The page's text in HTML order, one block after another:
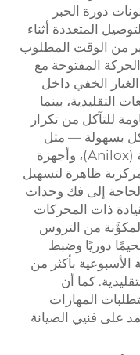
دورة الحبر
المتعددة أثناء
من الوقت المطلوب
المفتوحة مع
الخفي داخل
التقليدية، بينما
للتآكل من تكرار
بسهولة — مثل
شفرة الكشط، والأسطوانة النقوشية (Anilox)، وأجهزة
ظاهرة لتسهيل
إلى فك وحدات
ذات المحركات
من التروس
دوريًا وضبط
بأكثر من
كما أن
المهارات
على فنيي الصيانة